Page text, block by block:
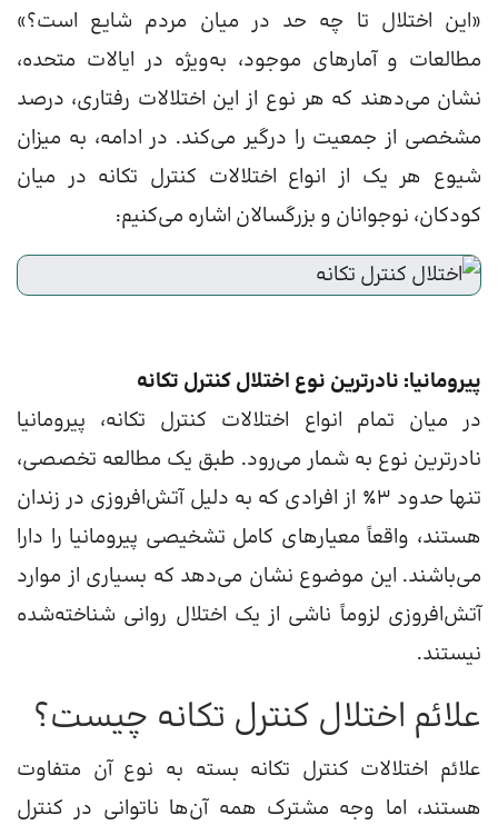
«این اختلال تا چه حد در میان مردم شایع است؟»
مطالعات و آمارهای موجود، به‌ویژه در ایالات متحده،
نشان می‌دهند که هر نوع از این اختلالات رفتاری، درصد
مشخصی از جمعیت را درگیر می‌کند. در ادامه، به میزان
شیوع هر یک از انواع اختلالات کنترل تکانه در میان
کودکان، نوجوانان و بزرگسالان اشاره می‌کنیم:
پیرومانیا: نادرترین نوع اختلال کنترل تکانه
در میان تمام انواع اختلالات کنترل تکانه، پیرومانیا
نادرترین نوع به شمار می‌رود. طبق یک مطالعه تخصصی،
تنها حدود ۳٪ از افرادی که به دلیل آتش‌افروزی در زندان
هستند، واقعاً معیارهای کامل تشخیصی پیرومانیا را دارا
می‌باشند. این موضوع نشان می‌دهد که بسیاری از موارد
آتش‌افروزی لزوماً ناشی از یک اختلال روانی شناخته‌شده
نیستند.
علائم اختلال کنترل تکانه چیست؟
علائم اختلالات کنترل تکانه بسته به نوع آن متفاوت
هستند، اما وجه مشترک همه آن‌ها ناتوانی در کنترل